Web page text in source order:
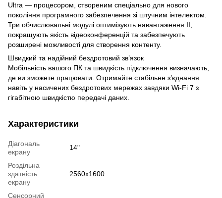
Ultra — процесором, створеним спеціально для нового
покоління програмного забезпечення зі штучним інтелектом.
Три обчислювальні модулі оптимізують навантаження ІІ,
покращують якість відеоконференцій та забезпечують
розширені можливості для створення контенту.
Швидкий та надійний бездротовий зв’язок
Мобільність вашого ПК та швидкість підключення визначають,
де ви зможете працювати. Отримайте стабільне з’єднання
навіть у насичених бездротових мережах завдяки Wi-Fi 7 з
гігабітною швидкістю передачі даних.
Характеристики
Діагональ
екрану
14"
Роздільна
здатність
екрану
2560x1600
Сенсорний